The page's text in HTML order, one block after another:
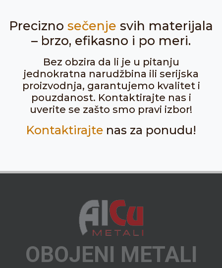
Precizno sečenje svih materijala
– brzo, efikasno i po meri.
Bez obzira da li je u pitanju
jednokratna narudžbina ili serijska
proizvodnja, garantujemo kvalitet i
pouzdanost. Kontaktirajte nas i
uverite se zašto smo pravi izbor!
Kontaktirajtenas za ponudu!
OBOJENI METALI